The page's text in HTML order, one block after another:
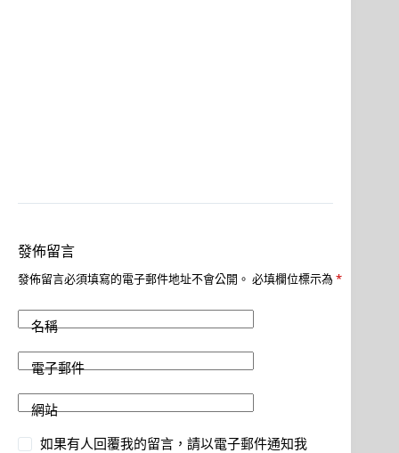
發佈留言
發佈留言必須填寫的電子郵件地址不會公開。 必填欄位標示為 *
名稱
電子郵件
網站
如果有人回覆我的留言，請以電子郵件通知我